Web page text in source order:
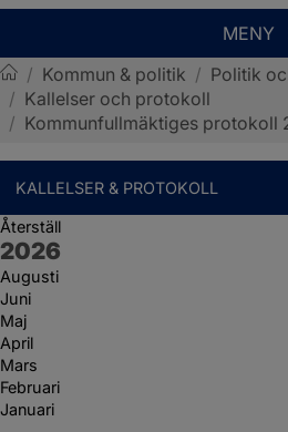
MENY
Sotenäs kommun
/ Kommun & politik / Politik
/ Kallelser och protokoll
/ Kommunfullmäktiges protokoll
KALLELSER & PROTOKOLL
Återställ
År:
2026
Augusti
Juni
Maj
April
Mars
Februari
Januari